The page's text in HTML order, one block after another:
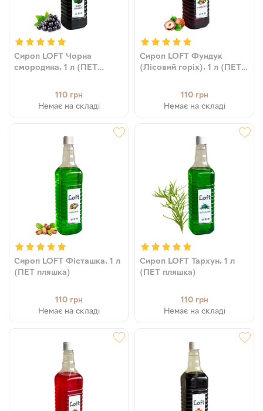
Сироп LOFT Чорна
смородина, 1 л (ПЕТ
110 грн
Немає на складі
Сироп LOFT Фундук
(Лісовий горіх), 1 л (ПЕТ
110 грн
Немає на складі
Сироп LOFT Фісташка, 1 л
(ПЕТ пляшка)
110 грн
Немає на складі
Сироп LOFT Тархун, 1 л
(ПЕТ пляшка)
110 грн
Немає на складі